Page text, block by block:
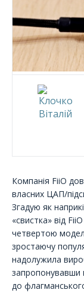
Компанія FiiO
власних ЦАП/
Згадую як
«свистка» від
четвертою
зростаючу
надолужила
запропонувавши
до